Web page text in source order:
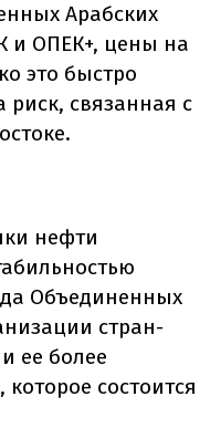
Арабских
и ОПЕК+, цены на
это быстро
риск, связанная с
нефти
Объединенных
стран-
ее более
состоится